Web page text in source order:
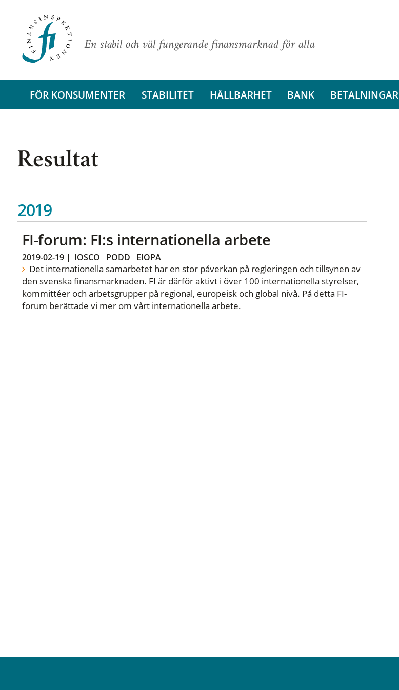
En stabil och väl fungerande finansmarknad för alla
FÖR KONSUMENTER STABILITET HÅLLBARHET BANK BETALNINGAR
Resultat
2019
FI-forum: FI:s internationella arbete
2019-02-19| IOSCO PODD EIOPA
Det internationella samarbetet har en stor påverkan på regleringen och tillsynen av
den svenska finansmarknaden. FI är därför aktivt i över 100 internationella styrelser,
kommittéer och arbetsgrupper på regional, europeisk och global nivå. På detta FI-
forum berättade vi mer om vårt internationella arbete.